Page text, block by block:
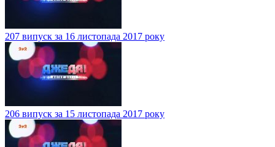
207 випуск за 16 листопада 2017 року
206 випуск за 15 листопада 2017 року